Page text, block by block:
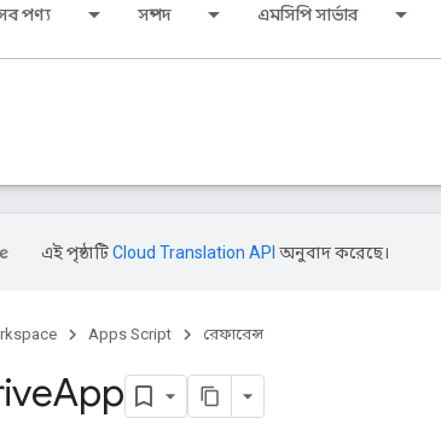
পণ্য সম্পদ এমসিপি সার্ভার
এই পৃষ্ঠাটিCloud Translation API অনুবাদ করেছে।
Apps Script রেফারেন্স
App